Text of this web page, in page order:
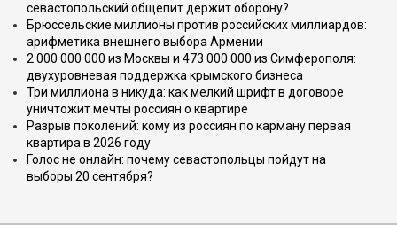
севастопольский общепит держит оборону?
Брюссельские миллионы против российских миллиардов:
арифметика внешнего выбора Армении
2 000 000 000 из Москвы и 473 000 000 из Симферополя:
двухуровневая поддержка крымского бизнеса
Три миллиона в никуда: как мелкий шрифт в договоре
уничтожит мечты россиян о квартире
Разрыв поколений: кому из россиян по карману первая
квартира в 2026 году
Голос не онлайн: почему севастопольцы пойдут на
выборы 20 сентября?